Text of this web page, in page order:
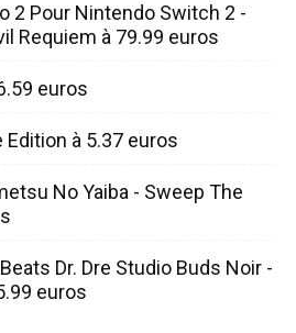
2 Pour Nintendo Switch 2 -
Requiem à 79.99 euros
euros
Edition à 5.37 euros
No Yaiba - Sweep The
Dr. Dre Studio Buds Noir -
euros